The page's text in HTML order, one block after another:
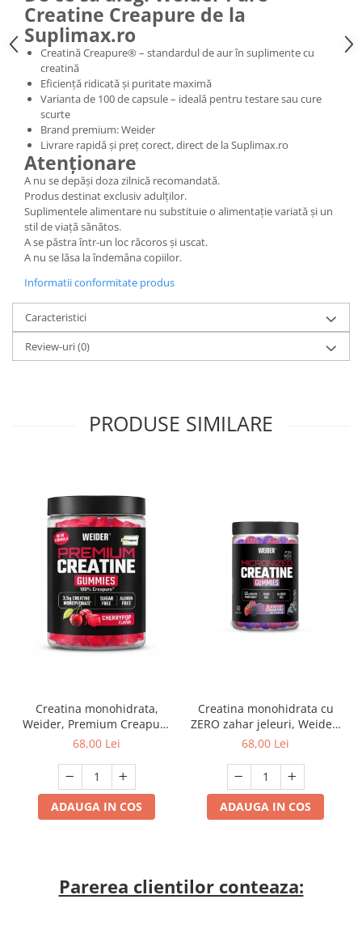
Creatine Creapure de la
Suplimax.ro
Creatină Creapure® – standardul de aur în suplimente cu
creatină
Eficiență ridicată și puritate maximă
Varianta de 100 de capsule – ideală pentru testare sau cure
scurte
Brand premium: Weider
Livrare rapidă și preț corect, direct de la Suplimax.ro
Atenționare
A nu se depăși doza zilnică recomandată.
Produs destinat exclusiv adulților.
Suplimentele alimentare nu substituie o alimentație variată și un
stil de viață sănătos.
A se păstra într-un loc răcoros și uscat.
A nu se lăsa la îndemâna copiilor.
Informatii conformitate produs
Caracteristici
Review-uri(0)
PRODUSE SIMILARE
Creatina monohidrata,
Weider, Premium Creapure
Creatine Gummies, Cherry
68,00 Lei
ADAUGA IN COS
Creatina monohidrata cu
ZERO zahar jeleuri, Weider,
Micronized 200 Mesh
Blackberry Strawberry, 60
de jeleuri
68,00 Lei
ADAUGA IN COS
Parerea clientilor conteaza: